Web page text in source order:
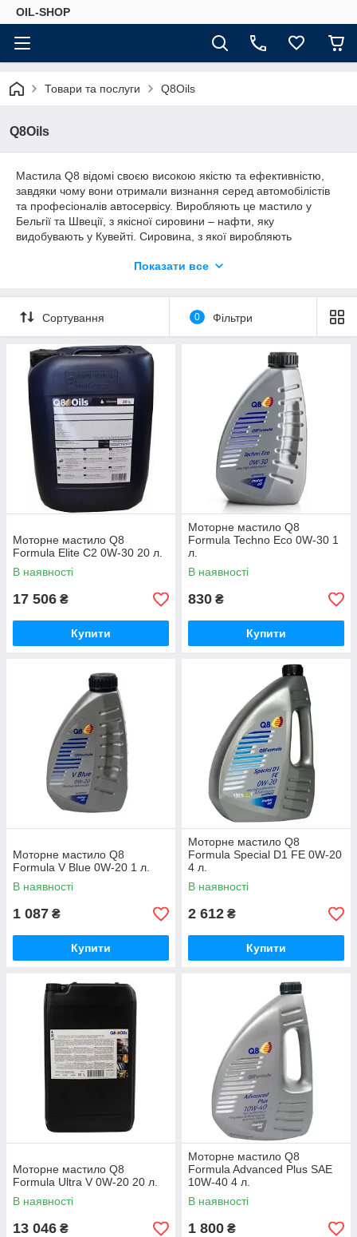
OIL-SHOP
Товари та послуги Q8Oils
Q8Oils
Мастила Q8 відомі своєю високою якістю та ефективністю,
завдяки чому вони отримали визнання серед автомобілістів
та професіоналів автосервісу. Виробляють це мастило у
Бельгії та Швеції, з якісної сировини – нафти, яку
видобувають у Кувейті. Сировина, з якої виробляють
містить низький рівень сульфатної зольності та незначний
продукцію Q8Oils, яку доставляють також на внутрішній ринок
ЄС.
Показати все
Сортування 0 Фільтри
Моторне мастило Q8
Formula Elite C2 0W-30 20 л.
В наявності
17 506 ₴
Купити
Моторне мастило Q8
Formula Techno Eco 0W-30 1
л.
В наявності
830 ₴
Купити
Моторне мастило Q8
Formula V Blue 0W-20 1 л.
В наявності
1 087 ₴
Купити
Моторне мастило Q8
Formula Special D1 FE 0W-20
4 л.
В наявності
2 612 ₴
Купити
Моторне мастило Q8
Formula Ultra V 0W-20 20 л.
В наявності
13 046 ₴
Моторне мастило Q8
Formula Advanced Plus SAE
10W-40 4 л.
В наявності
1 800 ₴